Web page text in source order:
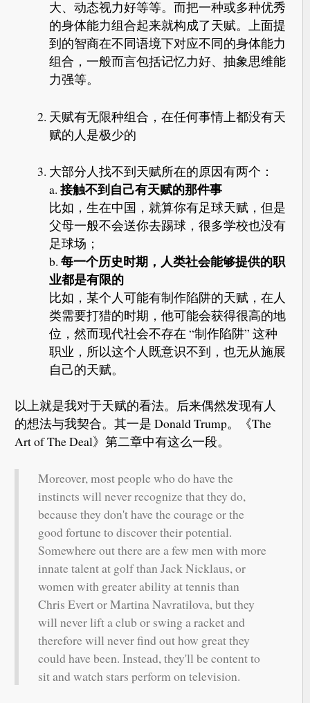
大、动态视力好等等。而把一种或多种优秀
的身体能力组合起来就构成了天赋。上面提
到的智商在不同语境下对应不同的身体能力
组合，一般而言包括记忆力好、抽象思维能
力强等。
天赋有无限种组合，在任何事情上都没有天
赋的人是极少的
大部分人找不到天赋所在的原因有两个：
a. 接触不到自己有天赋的那件事
比如，生在中国，就算你有足球天赋，但是
父母一般不会送你去踢球，很多学校也没有
足球场；
b. 每一个历史时期，人类社会能够提供的职
业都是有限的
比如，某个人可能有制作陷阱的天赋，在人
类需要打猎的时期，他可能会获得很高的地
位，然而现代社会不存在 “制作陷阱” 这种
职业，所以这个人既意识不到，也无从施展
自己的天赋。
以上就是我对于天赋的看法。后来偶然发现有人
的想法与我契合。其一是 Donald Trump。《The
Art of The Deal》第二章中有这么一段。
Moreover, most people who do have the
instincts will never recognize that they do,
because they don't have the courage or the
good fortune to discover their potential.
Somewhere out there are a few men with more
innate talent at golf than Jack Nicklaus, or
women with greater ability at tennis than
Chris Evert or Martina Navratilova, but they
will never lift a club or swing a racket and
therefore will never find out how great they
could have been. Instead, they'll be content to
sit and watch stars perform on television.